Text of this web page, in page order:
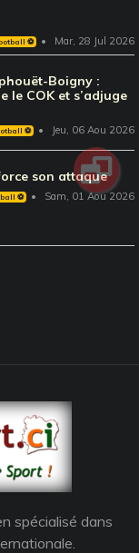
⚽️ Mar, 28 Jul 2026
Boigny :
le COK et s’adjuge
⚽️ Jeu, 06 Aou 2026
son attaque
⚽️ Sam, 01 Aou 2026
spécialisé dans